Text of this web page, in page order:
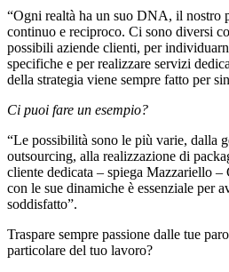
“Ogni realtà ha un suo DNA, il nostro
continuo e reciproco. Ci sono diversi
possibili aziende clienti, per
specifiche e per realizzare servizi
della strategia viene sempre fatto per
Ci puoi fare un esempio?
“Le possibilità sono le più varie, dalla
outsourcing, alla realizzazione di
cliente dedicata – spiega Mazzariello
con le sue dinamiche è essenziale per
soddisfatto”.
Traspare sempre passione dalle tue
particolare del tuo lavoro?